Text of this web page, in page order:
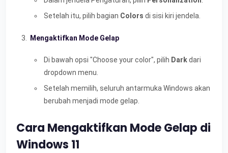
Setelah itu, pilih bagian Colors di sisi kiri jendela.
Mengaktifkan Mode Gelap
Di bawah opsi "Choose your color", pilih Darkdari
dropdown menu.
Setelah memilih, seluruh antarmuka Windows akan
berubah menjadi mode gelap.
Cara Mengaktifkan Mode Gelap di
Windows 11